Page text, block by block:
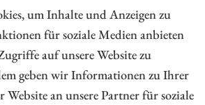
um Inhalte und Anzeigen zu
für soziale Medien anbieten
auf unsere Website zu
geben wir Informationen zu Ihrer
Website an unsere Partner für soziale
reichen.